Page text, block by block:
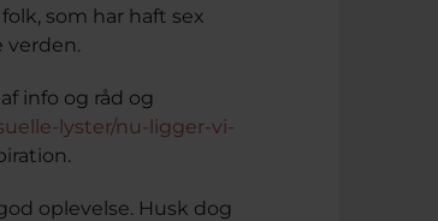
som har haft sex
verden.
info og råd og
lyster/nu-ligger-vi-
oplevelse. Husk dog